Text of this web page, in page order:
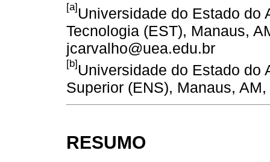
[a]Universidade do Estado do
Tecnologia (EST), Manaus,
jcarvalho@uea.edu.br
[b]Universidade do Estado do
Superior (ENS), Manaus,
RESUMO